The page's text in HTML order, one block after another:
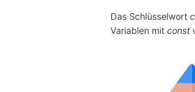
Das Schlüsselwort
Variablen mit const